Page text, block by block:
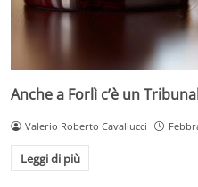
Anche a Forlì c’è un
Valerio Roberto Cavallucci
Leggi di più